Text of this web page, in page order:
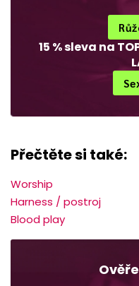
15 % sleva na
Přečtěte si také:
Worship
Harness / postroj
Blood play